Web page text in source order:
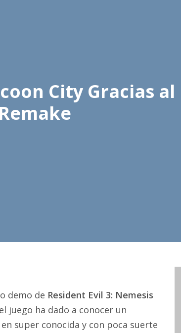
City Gracias
demo de Resident Evil 3: Nemesis
juego ha dado a conocer un
super conocida y con poca suerte